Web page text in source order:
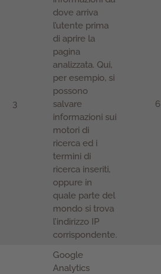
3
dove arriva
l’utente prima
di aprire la
pagina
analizzata. Qui,
per esempio, si
possono
salvare
informazioni sui
motori di
ricerca ed i
termini di
ricerca inseriti,
oppure in
quale parte del
mondo si trova
l’indirizzo IP
corrispondente.
Google
Analytics